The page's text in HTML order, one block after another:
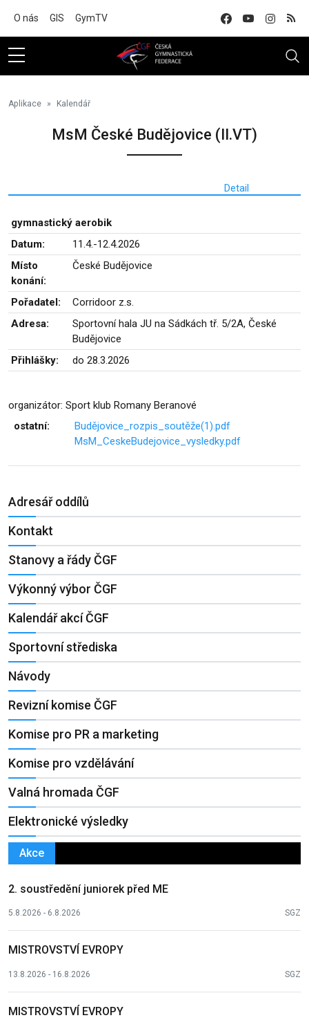
O nás GIS GymTV
Aplikace Kalendář
MsM České Budějovice (II.VT)
Detail
gymnastický aerobik
Datum:
11.4.-12.4.2026
Místo
konání:
České Budějovice
Pořadatel:
Corridoor z.s.
Adresa:
Sportovní hala JU na Sádkách tř. 5/2A, České
Budějovice
Přihlášky:
do 28.3.2026
organizátor: Sport klub Romany Beranové
ostatní:
Budějovice_rozpis_soutěže(1).pdf
MsM_CeskeBudejovice_vysledky.pdf
Adresář oddílů
Kontakt
Stanovy a řády ČGF
Výkonný výbor ČGF
Kalendář akcí ČGF
Sportovní střediska
Návody
Revizní komise ČGF
Komise pro PR a marketing
Komise pro vzdělávání
Valná hromada ČGF
Elektronické výsledky
Akce
2. soustředění juniorek před ME
5.8.2026 - 6.8.2026 SGZ
MISTROVSTVÍ EVROPY
13.8.2026 - 16.8.2026 SGZ
MISTROVSTVÍ EVROPY